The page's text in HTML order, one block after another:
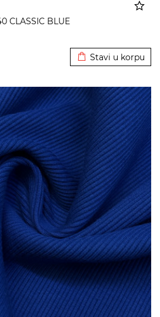
CLASSIC BLUE
Stavi u korpu